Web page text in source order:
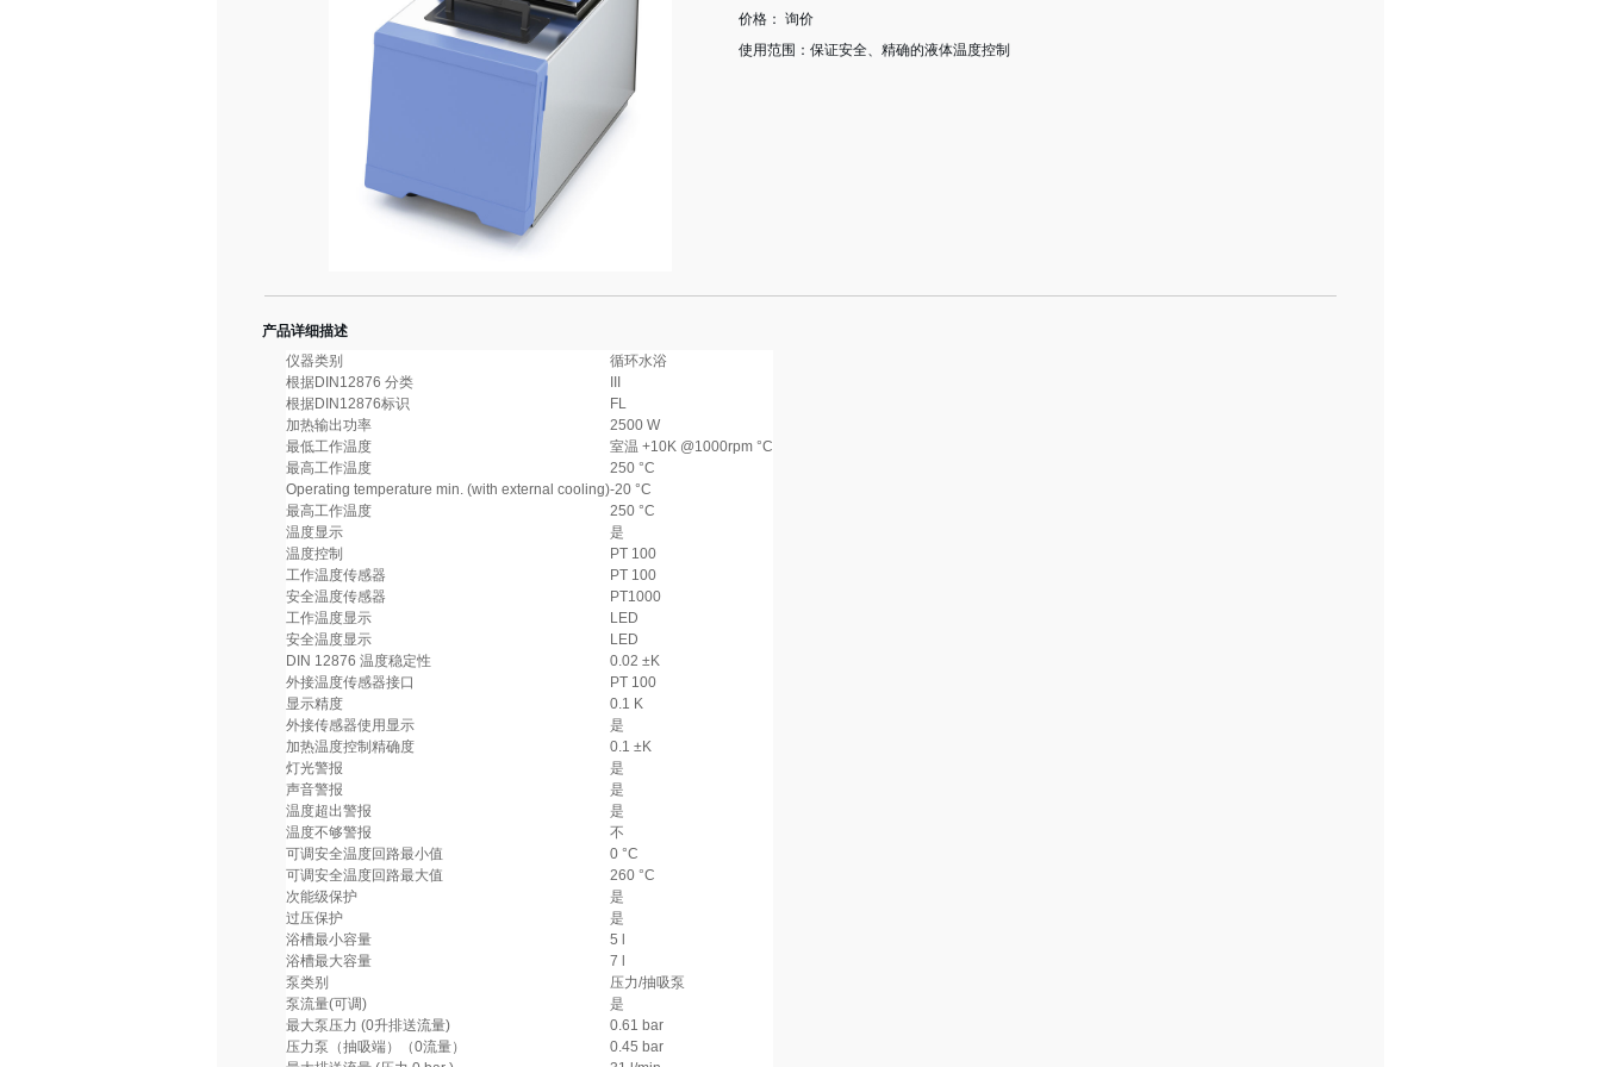
价格： 询价
使用范围：保证安全、精确的液体温度控制
产品详细描述
仪器类别
循环水浴
根据DIN12876 分类
根据DIN12876标识
FL
加热输出功率
2500 W
最低工作温度
室温 +10K @1000rpm °C
最高工作温度
250 °C
Operating temperature min. (with external cooling)-20 °C
最高工作温度
250 °C
温度显示
是
温度控制
PT 100
工作温度传感器
PT 100
安全温度传感器
PT1000
工作温度显示
LED
安全温度显示
LED
DIN 12876 温度稳定性
0.02 ±K
外接温度传感器接口
PT 100
显示精度
0.1 K
外接传感器使用显示
是
加热温度控制精确度
0.1 ±K
灯光警报
是
声音警报
是
温度超出警报
是
温度不够警报
不
可调安全温度回路最小值
0 °C
可调安全温度回路最大值
260 °C
次能级保护
是
过压保护
是
浴槽最小容量
5 l
浴槽最大容量
7 l
泵类别
压力/抽吸泵
泵流量(可调)
是
最大泵压力 (0升排送流量)
0.61 bar
压力泵（抽吸端）（0流量）
0.45 bar